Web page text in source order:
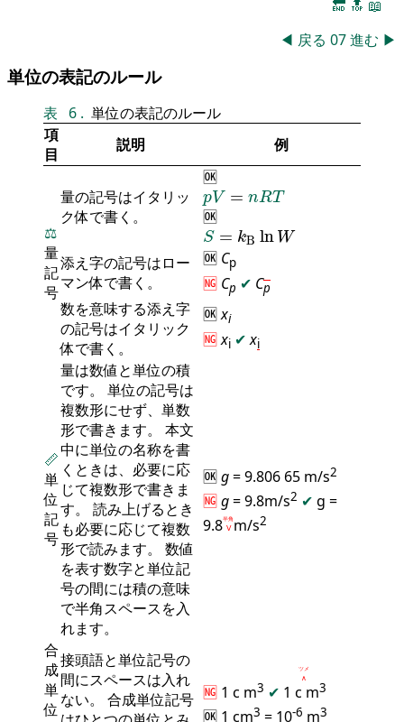
🔚 🔝 📖
◀ 戻る 07進む ▶
単位の表記のルール
表 6 . 単位の表記のルール
項
目
説明 例
⚖️
量
記
号
量の記号はイタリッ
ク体で書く。
🆗
pV = nRT
pV= RT
🆗
S = kB ln W
S= Bln W
添え字の記号はロー
マン体で書く。
🆗 Cp
🆖 Cp ✔ Cp
数を意味する添え字
の記号はイタリック
体で書く。
🆗xi
🆖xi ✔ xi
📏
単
位
記
号
量は数値と単位の積
です。 単位の記号は
複数形にせず、単数
形で書きます。 本文
中に単位の名称を書
くときは、必要に応
じて複数形で書きま
す。 読み上げるとき
も必要に応じて複数
形で読みます。 数値
を表す数字と単位記
号の間には積の意味
で半角スペースを入
れます。
🆗g= 9.806 65 m/s2
🆖g= 9.8m/s2 ✔ g =
9.8 Ⅴ
半角 m/s2
合
成
単
位
接頭語と単位記号の
間にスペースは入れ
ない。 合成単位記号 🆖 1 c m3 ✔ 1 c
∧
ツメ
m3
🆗 1 cm3 = 10-6 m3